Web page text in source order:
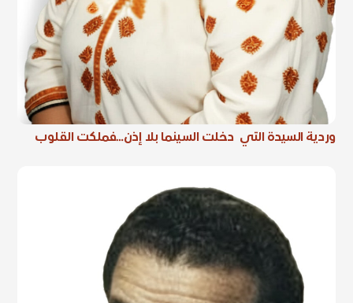
وردية السيدة التي دخلت السينما بلا إذن…فملكت القلوب